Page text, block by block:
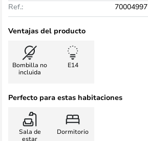
Ref.:
70004997
Ventajas del producto
Bombilla no
incluida
E14
Perfecto para estas habitaciones
Sala de
estar
Dormitorio